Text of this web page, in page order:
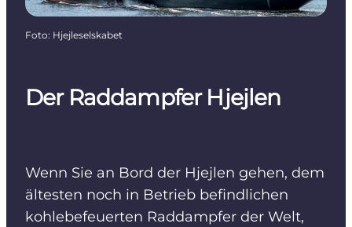
Der Raddampfer Hjejlen
Wenn Sie an Bord der Hjejlen gehen, dem
ältesten noch in Betrieb befindlichen
kohlebefeuerten Raddampfer der Welt,
Foto: Hjejleselskabet